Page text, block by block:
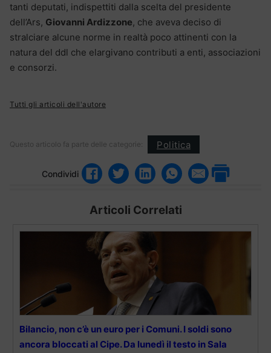
tanti deputati, indispettiti dalla scelta del presidente
dell’Ars, Giovanni Ardizzone, che aveva deciso di
stralciare alcune norme in realtà poco attinenti con la
natura del ddl che elargivano contributi a enti, associazioni
e consorzi.
Tutti gli articoli dell'autore
Questo articolo fa parte delle categorie: Politica
Condividi
Articoli Correlati
Bilancio, non c’è un euro per i Comuni. I soldi sono
ancora bloccati al Cipe. Da lunedì il testo in Sala